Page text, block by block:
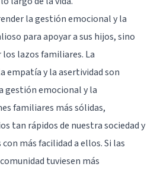
la gestión emocional y la
para apoyar a sus hijos, sino
lazos familiares. La
empatía y la asertividad son
gestión emocional y la
familiares más sólidas,
tan rápidos de nuestra sociedad y
más facilidad a ellos. Si las
tuviesen más